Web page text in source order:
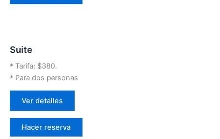
Suite
* Tarifa: $380.
* Para dos personas
Ver detalles
Hacer reserva